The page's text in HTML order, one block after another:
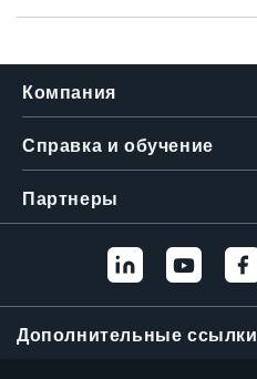
Компания
Справка и обучение
Партнеры
Дополнительные ссылки